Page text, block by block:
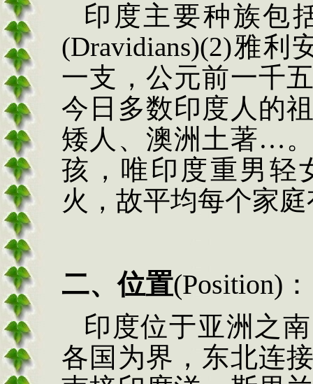
印度主要种族包
(Dravidians)(2)雅利
一支，公元前一千
今日多数印度人的
矮人、澳洲土著…
孩，唯印度重男轻
火，故平均每个家
二、位置(Position) ：
印度位于亚洲之
各国为界，东北连